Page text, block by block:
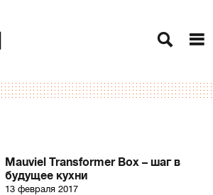
Mauviel Transformer Box – шаг в
будущее кухни
13 февраля 2017